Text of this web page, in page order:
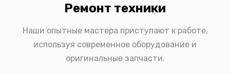
Ремонт техники
Наши опытные мастера приступают к работе,
используя современное оборудование и
оригинальные запчасти.